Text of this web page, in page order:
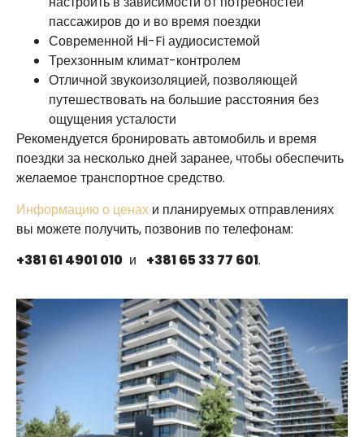
пассажиров до и во время поездки
Современной Hi-Fi аудиосистемой
Трехзонным климат-контролем
Отличной звукоизоляцией, позволяющей
путешествовать на большие расстояния без
ощущения усталости
Рекомендуется бронировать автомобиль и время
поездки за несколько дней заранее, чтобы обеспечить
желаемое транспортное средство.
Информацию о ценах и планируемых отправлениях
вы можете получить, позвонив по телефонам:
+381 61 4901 010 и +381 65 33 77 601.